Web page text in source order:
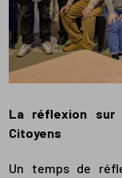
La réflexion sur
Citoyens
Un temps de